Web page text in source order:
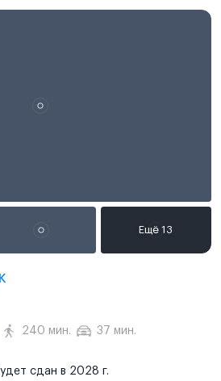
240 мин. 37 мин.
сдан в 2028 г.